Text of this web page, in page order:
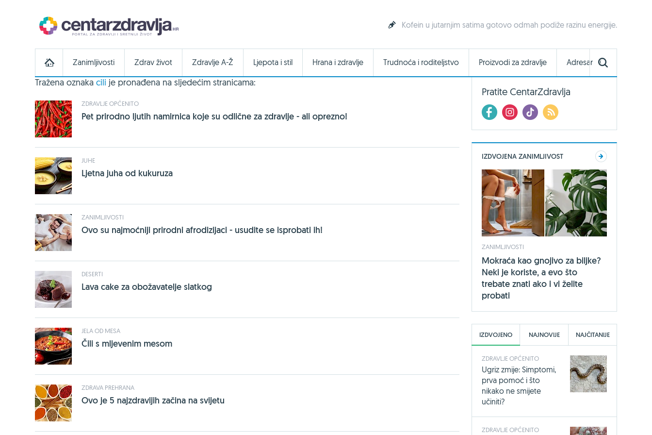
Kofein u jutarnjim satima gotovo odmah podiže razinu energije.
Zanimljivosti Zdrav život Zdravlje A-Ž Ljepota i stil Hrana i zdravlje Trudnoća i roditeljstvo Proizvodi za zdravlje Adresar
Tražena oznaka cili je pronađena na sljedećim stranicama:
ZDRAVLJE OPĆENITO
Pet prirodno ljutih namirnica koje su odlične za zdravlje - ali oprezno!
JUHE
Ljetna juha od kukuruza
ZANIMLJIVOSTI
Ovo su najmoćniji prirodni afrodizijaci - usudite se isprobati ih!
DESERTI
Lava cake za obožavatelje slatkog
JELA OD MESA
Čili s mljevenim mesom
ZDRAVA PREHRANA
Ovo je 5 najzdravijih začina na svijetu
Pratite CentarZdravlja
IZDVOJENA ZANIMLJIVOST
ZANIMLJIVOSTI
Mokraća kao gnojivo za biljke?
Neki je koriste, a evo što
trebate znati ako i vi želite
probati
IZDVOJENO NAJNOVIJE NAJČITANIJE
ZDRAVLJE OPĆENITO
Ugriz zmije: Simptomi,
prva pomoć i što
nikako ne smijete
učiniti?
ZDRAVLJE OPĆENITO